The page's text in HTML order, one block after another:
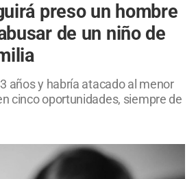
preso un hombre
de un niño de
años y habría atacado al menor
cinco oportunidades, siempre de